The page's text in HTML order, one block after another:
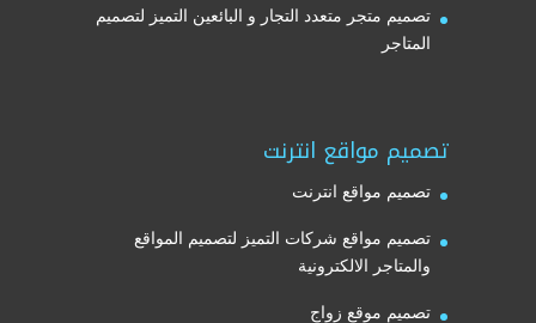
تصميم متجر متعدد التجار و البائعين التميز لتصميم
المتاجر
تصميم مواقع انترنت
تصميم مواقع انترنت
تصميم مواقع شركات التميز لتصميم المواقع
والمتاجر الالكترونية
تصميم موقع زواج